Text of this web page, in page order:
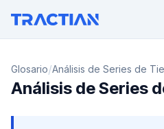
Glosario/Análisis de Series de
Análisis de Series